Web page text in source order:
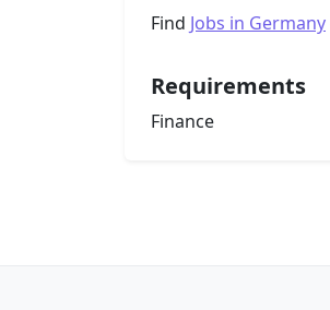
Find Jobs in Germany
Requirements
Finance